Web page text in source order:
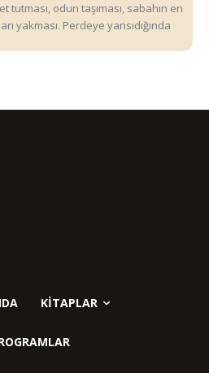
tutması, odun taşıması, sabahın en
yakması. Perdeye yansıdığında
KITAPLAR